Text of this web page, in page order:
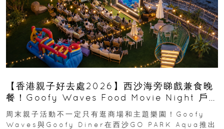
【香港親子好去處2026】西沙海旁睇戲兼食晚
餐！Goofy Waves Food Movie Night 戶
外影院逢週末登場
周末親子活動不一定只有逛商場和主題樂園！Goofy
Waves與Goofy Diner在西沙GO PARK Aqua推出